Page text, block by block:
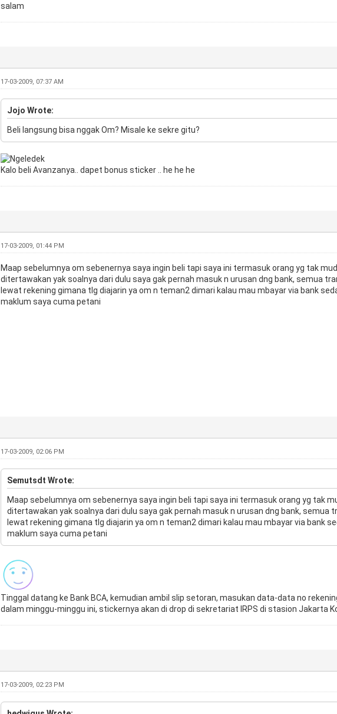
salam
17-03-2009, 07:37 AM
Jojo Wrote:
Beli langsung bisa nggak Om? Misale ke sekre gitu?
Kalo beli Avanzanya.. dapet bonus sticker .. he he he
17-03-2009, 01:44 PM
Maap sebelumnya om sebenernya saya ingin beli tapi saya ini termasuk orang yg tak
ditertawakan yak soalnya dari dulu saya gak pernah masuk n urusan dng bank, semua
lewat rekening gimana tlg diajarin ya om n teman2 dimari kalau mau mbayar via bank
maklum saya cuma petani
17-03-2009, 02:06 PM
Semutsdt Wrote:
Maap sebelumnya om sebenernya saya ingin beli tapi saya ini termasuk orang yg tak
ditertawakan yak soalnya dari dulu saya gak pernah masuk n urusan dng bank, semua
lewat rekening gimana tlg diajarin ya om n teman2 dimari kalau mau mbayar via bank
maklum saya cuma petani
Tinggal datang ke Bank BCA, kemudian ambil slip setoran, masukan data-data no
dalam minggu-minggu ini, stickernya akan di drop di sekretariat IRPS di stasion Jakarta
17-03-2009, 02:23 PM